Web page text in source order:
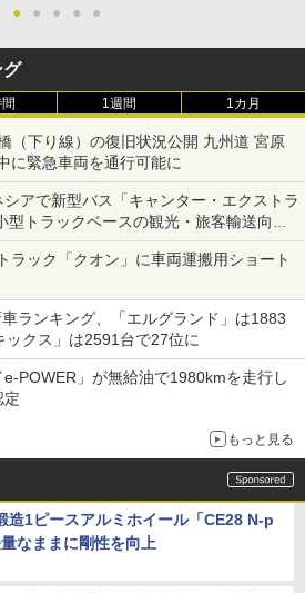
● ● ● ● ●
グ
1週間 1カ月
（下り線）の復旧状況公開 九州道 宮原
に緊急車両を通行可能に
アで新型バス「キャンター・エクストラ
型トラックベースの観光・旅客輸送向け
ラック「クオン」に車両運搬用ショート
ランキング、「エルグランド」は1883
ックス」は2591台で27位に
POWER」が無給油で1980kmを走行し
定
もっと見る
造1ピースアルミホイール「CE28 N-p
なままに剛性を向上